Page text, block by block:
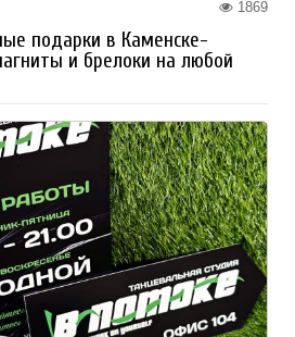
1869
подарки в Каменске-
и брелоки на любой